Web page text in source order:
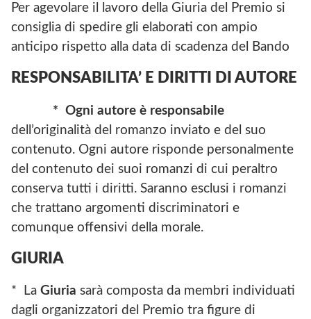
Per agevolare il lavoro della Giuria del Premio si
consiglia di spedire gli elaborati con ampio
anticipo rispetto alla data di scadenza del Bando
RESPONSABILITA’ E DIRITTI DI AUTORE
* Ogni autore è responsabile
dell’originalità del romanzo inviato e del suo
contenuto. Ogni autore risponde personalmente
del contenuto dei suoi romanzi di cui peraltro
conserva tutti i diritti. Saranno esclusi i romanzi
che trattano argomenti discriminatori e
comunque offensivi della morale.
GIURIA
* La Giuria sarà composta da membri individuati
dagli organizzatori del Premio tra figure di